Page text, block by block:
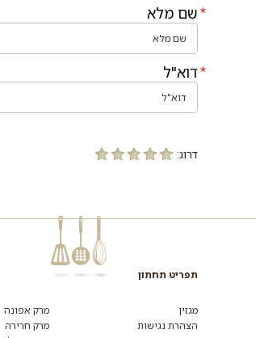
שם מלא
דוא"ל
דרוג:
תפריט תחתון
מגזין
הצהרת נגישות
מרק אפונה
מרק חרירה